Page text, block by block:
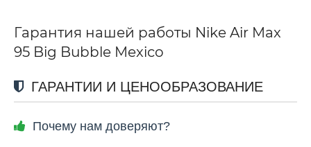
Гарантия нашей работы Nike Air Max
95 Big Bubble Mexico
ГАРАНТИИ И ЦЕНООБРАЗОВАНИЕ
Почему нам доверяют?